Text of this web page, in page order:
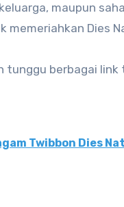
maupun
memeriahkan Dies
tunggu berbagai
Twibbon Dies